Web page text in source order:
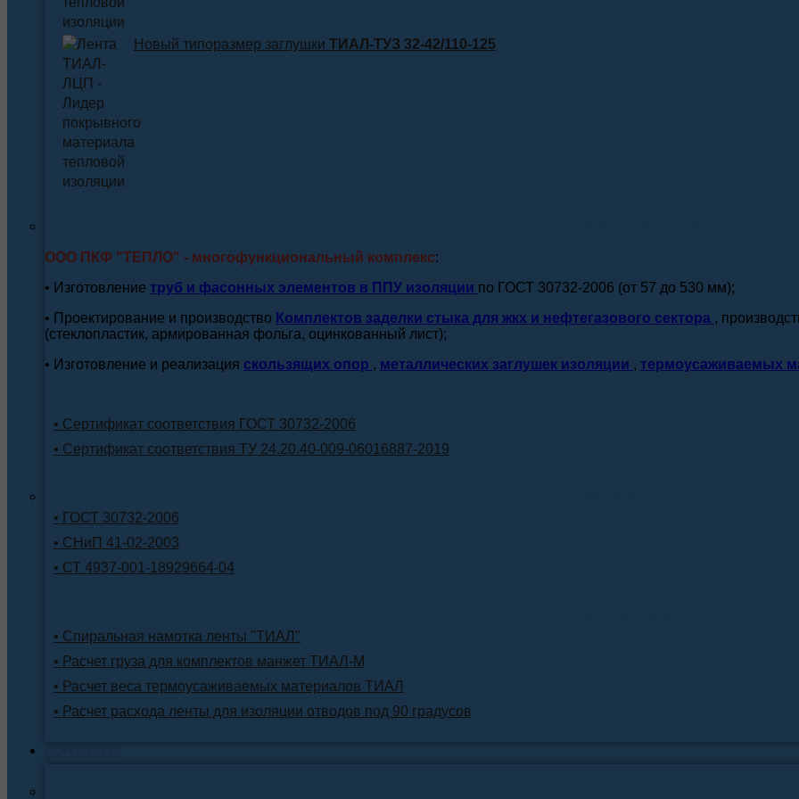
Новый типоразмер заглушки ТИАЛ-ТУЗ 32-42/110-125
ООО ПКФ "ТЕПЛО" - многофункциональный комплекс:
• Изготовление труб и фасонных элементов в ППУ изоляции по ГОСТ 30732-2006 (от 57 до 530 мм);
• Проектирование и производство Комплектов заделки стыка для жкх и нефтегазового сектора ,
(стеклопластик, армированная фольга, оцинкованный лист);
• Изготовление и реализация скользящих опор , металлических заглушек изоляции , термоусаживаемых
• Сертификат соответствия ГОСТ 30732-2006
• Сертификат соответствия ТУ 24.20.40-009-06016887-2019
• ГОСТ 30732-2006
• СНиП 41-02-2003
• СТ 4937-001-18929664-04
• Спиральная намотка ленты "ТИАЛ"
• Расчет груза для комплектов манжет ТИАЛ-М
• Расчет веса термоусаживаемых материалов ТИАЛ
• Расчет расхода ленты для изоляции отводов под 90 градусов